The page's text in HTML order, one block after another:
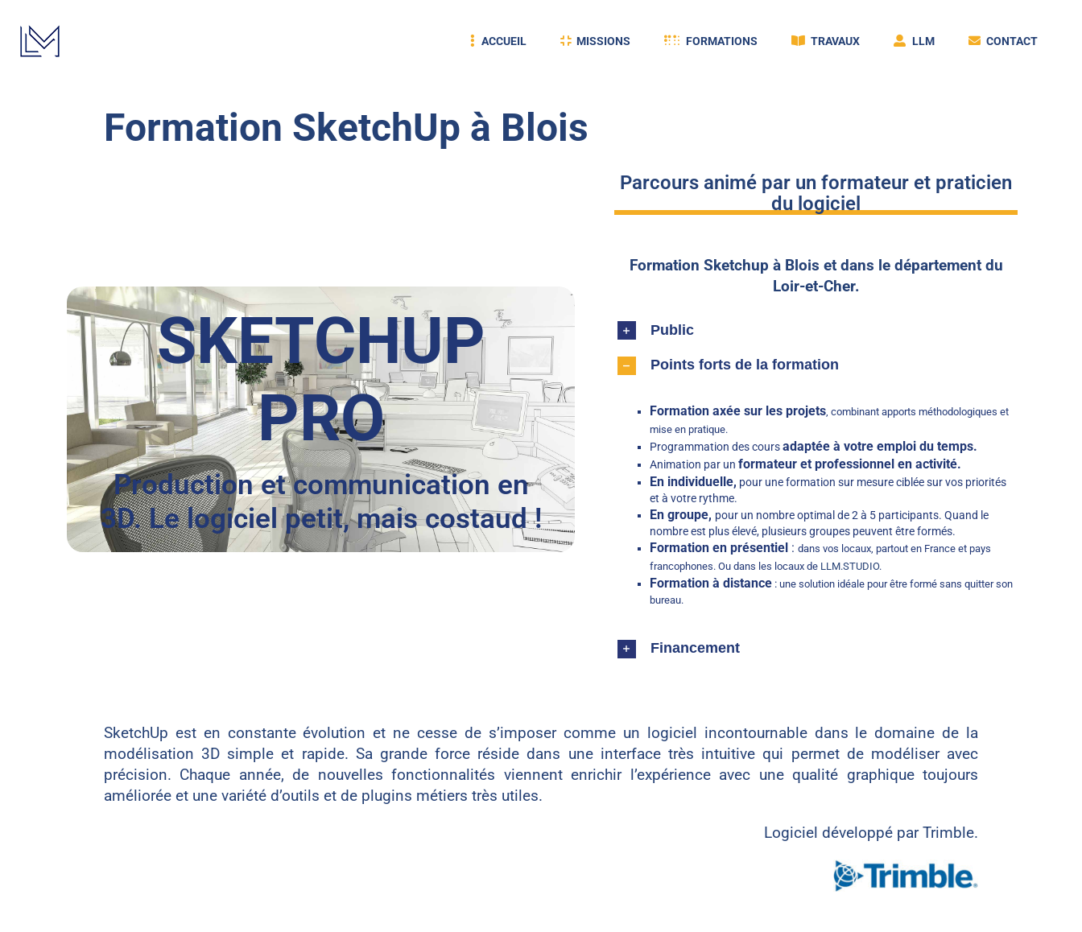
contenu
ACCUEIL MISSIONS FORMATIONS TRAVAUX LLM CONTACT
Formation SketchUp à Blois
SKETCHUP
PRO
Production et communication en
3D. Le logiciel petit, mais costaud !
Parcours animé par un formateur et praticien
du logiciel
Formation Sketchup à Blois et dans le département du
Loir-et-Cher.
Public
Points forts de la formation
Formation axée sur les projets, combinant apports méthodologiques et
mise en pratique.
Programmation des coursadaptée à votre emploi du temps.
Animation par un formateur et professionnel en activité.
En individuelle, pour une formation sur mesure ciblée sur vos priorités
et à votre rythme.
En groupe, pour un nombre optimal de 2 à 5 participants. Quand le
nombre est plus élevé, plusieurs groupes peuvent être formés.
Formation en présentiel: dans vos locaux, partout en France et pays
francophones. Ou dans les locaux de LLM.STUDIO.
Formation à distance: une solution idéale pour être formé sans quitter son
bureau.
Financement
SketchUp est en constante évolution et ne cesse de s’imposer comme un logiciel incontournable dans le domaine de la
modélisation 3D simple et rapide. Sa grande force réside dans une interface très intuitive qui permet de modéliser avec
précision. Chaque année, de nouvelles fonctionnalités viennent enrichir l’expérience avec une qualité graphique toujours
améliorée et une variété d’outils et de plugins métiers très utiles.
Logiciel développé par Trimble.